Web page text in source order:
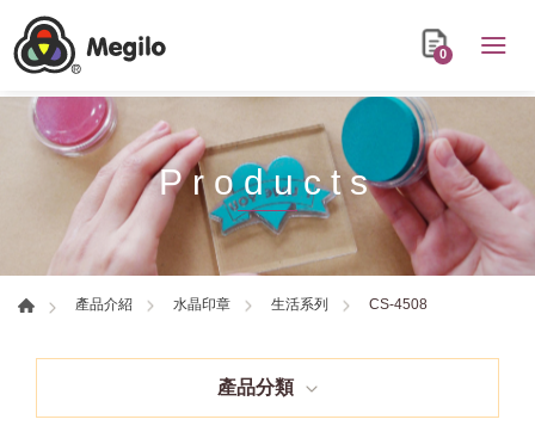
0
Products
產品介紹 水晶印章 生活系列 CS-4508
產品分類